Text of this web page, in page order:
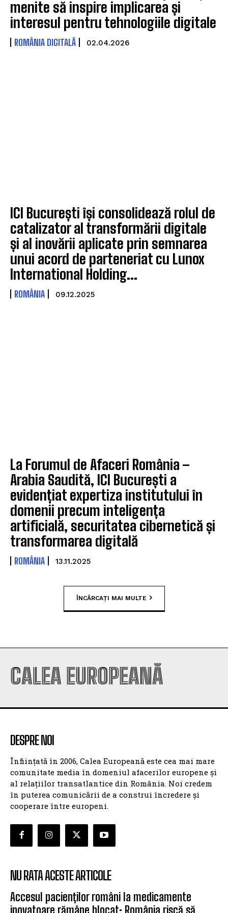
menite să inspire implicarea și
interesul pentru tehnologiile digitale
ROMÂNIA DIGITALĂ 02.04.2026
ICI București își consolidează rolul de
catalizator al transformării digitale
și al inovării aplicate prin semnarea
unui acord de parteneriat cu Lunox
International Holding...
ROMÂNIA 09.12.2025
La Forumul de Afaceri România –
Arabia Saudită, ICI București a
evidențiat expertiza institutului în
domenii precum inteligența
artificială, securitatea cibernetică și
transformarea digitală
ROMÂNIA 13.11.2025
ÎNCĂRCAȚI MAI MULTE
CALEA EUROPEANĂ
DESPRE NOI
Înființată în 2006, Calea Europeană este cea mai mare
comunitate media în domeniul afacerilor europene și
al relațiilor transatlantice din România. Noi credem
în puterea comunicării de a construi încredere și
cooperare între europeni.
NU RATA ACESTE ARTICOLE
Accesul pacienților români la medicamente
inovatoare rămâne blocat: România riscă să